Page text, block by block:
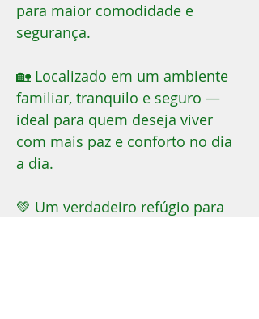
para maior comodidade e
segurança.
🏡 Localizado em um ambiente
familiar, tranquilo e seguro —
ideal para quem deseja viver
com mais paz e conforto no dia
a dia.
💚 Um verdadeiro refúgio para